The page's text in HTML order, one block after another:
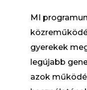
MI
gyerekek
legújabb
azok